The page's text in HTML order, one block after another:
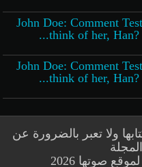
John Doe: Comment
think of her, Han?
John Doe: Comment
think of her, Han?
ولا تعبر بالضرورة عن
صوتها 2026